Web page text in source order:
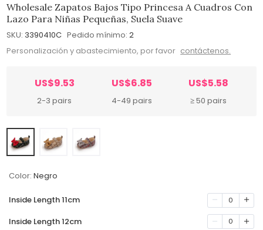
Wholesale Zapatos Bajos Tipo Princesa A Cuadros Con
Lazo Para Niñas Pequeñas, Suela Suave
SKU: 3390410C Pedido mínimo: 2
Personalización y abastecimiento, por favor contáctenos.
US$9.53
2-3 pairs
US$6.85
4-49 pairs
US$5.58
≥ 50 pairs
Color: Negro
Inside Length 11cm 0
Inside Length 12cm 0